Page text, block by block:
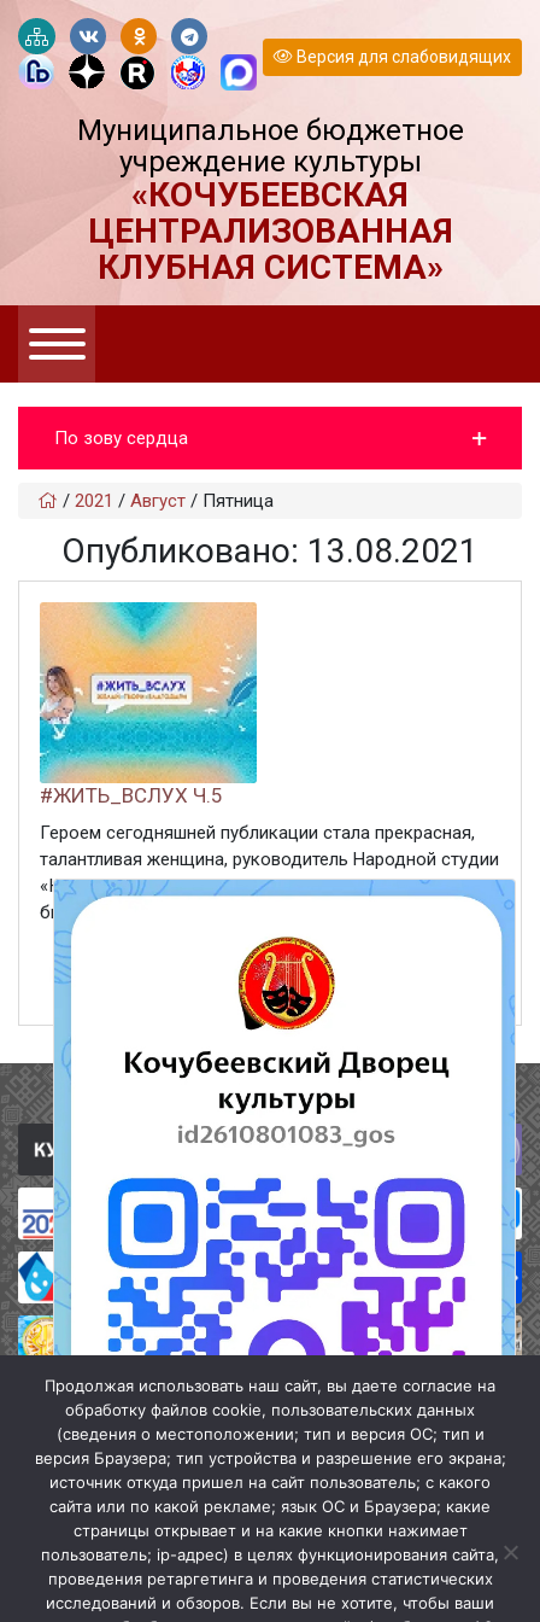
Версия для слабовидящих
Муниципальное бюджетное
учреждение культуры
«КОЧУБЕЕВСКАЯ
ЦЕНТРАЛИЗОВАННАЯ
КЛУБНАЯ СИСТЕМА»
По зову сердца
/ 2021 / Август / Пятница
Опубликовано: 13.08.2021
#ЖИТЬ_ВСЛУХ Ч.5
Героем сегодняшней публикации стала прекрасная,
талантливая женщина, руководитель Народной студии
«Юный художник», в 2020 году Людмила Петровна
была удостоена звания «Лучший работник культуры».
Полезные ссылки
«Кочубеевская централизованная клубная система» © 2026
Продолжая использовать наш сайт, вы даете согласие на
обработку файлов cookie, пользовательских данных
(сведения о местоположении; тип и версия ОС; тип и
версия Браузера; тип устройства и разрешение его экрана;
источник откуда пришел на сайт пользователь; с какого
сайта или по какой рекламе; язык ОС и Браузера; какие
страницы открывает и на какие кнопки нажимает
пользователь; ip-адрес) в целях функционирования сайта,
проведения ретаргетинга и проведения статистических
исследований и обзоров. Если вы не хотите, чтобы ваши